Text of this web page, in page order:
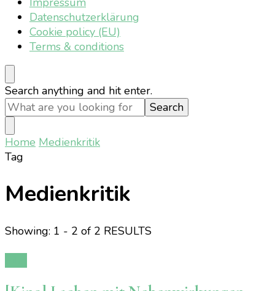
Datenschutzerklärung
Cookie policy (EU)
Terms & conditions
Looking
for
Something?
Search anything and hit enter.
Home Medienkritik
Tag
Medienkritik
Showing: 1 - 2 of 2 RESULTS